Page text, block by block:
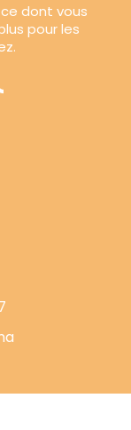
dont vous
pour les